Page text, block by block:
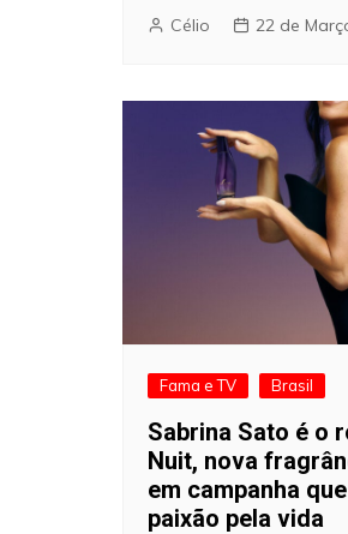
Célio 22 de
Fama e TV Brasil
Sabrina Sato é o
Nuit, nova
em campanha
paixão pela vida